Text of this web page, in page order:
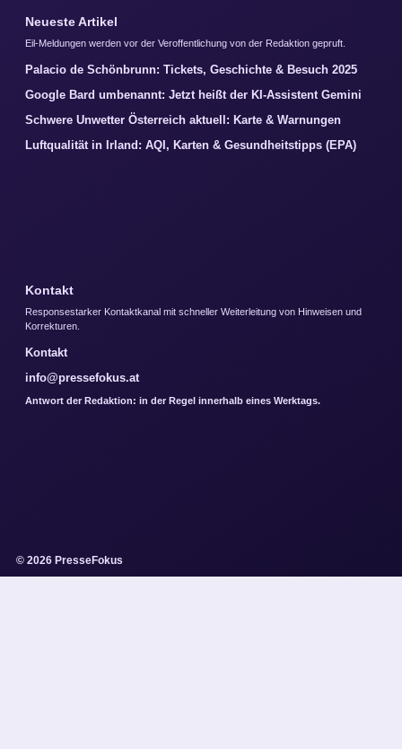
Neueste Artikel
Eil-Meldungen werden vor der Veroffentlichung von der Redaktion gepruft.
Palacio de Schönbrunn: Tickets, Geschichte & Besuch 2025
Google Bard umbenannt: Jetzt heißt der KI-Assistent Gemini
Schwere Unwetter Österreich aktuell: Karte & Warnungen
Luftqualität in Irland: AQI, Karten & Gesundheitstipps (EPA)
Kontakt
Responsestarker Kontaktkanal mit schneller Weiterleitung von Hinweisen und
Korrekturen.
Kontakt
info@pressefokus.at
Antwort der Redaktion: in der Regel innerhalb eines Werktags.
© 2026 PresseFokus